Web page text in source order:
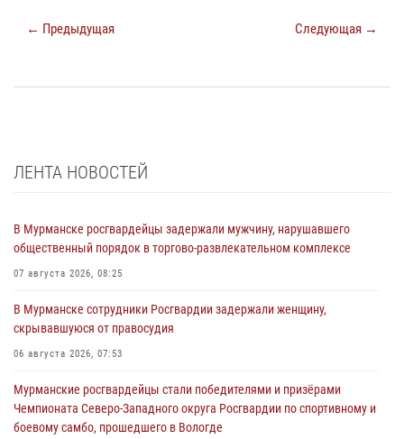
← Предыдущая Следующая →
ЛЕНТА НОВОСТЕЙ
В Мурманске росгвардейцы задержали мужчину, нарушавшего
общественный порядок в торгово-развлекательном комплексе
07 августа 2026, 08:25
В Мурманске сотрудники Росгвардии задержали женщину,
скрывавшуюся от правосудия
06 августа 2026, 07:53
Мурманские росгвардейцы стали победителями и призёрами
Чемпионата Северо-Западного округа Росгвардии по спортивному и
боевому самбо, прошедшего в Вологде